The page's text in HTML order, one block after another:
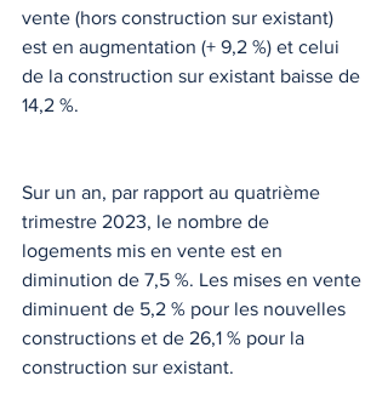
vente (hors construction sur existant)
est en augmentation (+ 9,2 %) et celui
de la construction sur existant baisse de
14,2 %.
Sur un an, par rapport au quatrième
trimestre 2023, le nombre de
logements mis en vente est en
diminution de 7,5 %. Les mises en vente
diminuent de 5,2 % pour les nouvelles
constructions et de 26,1 % pour la
construction sur existant.